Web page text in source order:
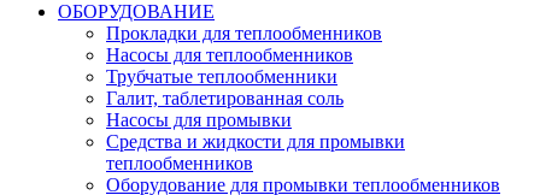
ОБОРУДОВАНИЕ
Прокладки для теплообменников
Насосы для теплообменников
Трубчатые теплообменники
Галит, таблетированная соль
Насосы для промывки
Средства и жидкости для промывки
теплообменников
Оборудование для промывки теплообменников